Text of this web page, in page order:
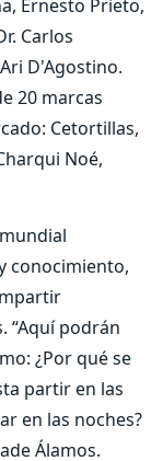
Ernesto Prieto,
Carlos
D'Agostino.
20 marcas
Cetortillas,
Noé,
conocimiento,
“Aquí podrán
¿Por qué se
partir en las
en las noches?
Álamos.